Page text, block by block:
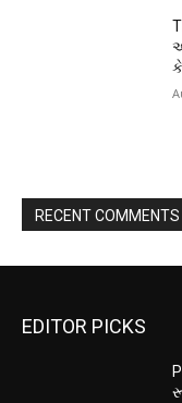
RECENT COMMENTS
EDITOR PICKS